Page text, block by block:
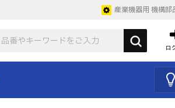
産業機器用 機構部
ロ
よくあ